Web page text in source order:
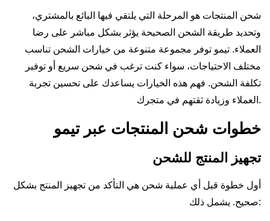
شحن المنتجات هو المرحلة التي يلتقي فيها البائع بالمشتري،
وتحديد طريقة الشحن الصحيحة يؤثر بشكل مباشر على رضا
العملاء. تيمو توفر مجموعة متنوعة من خيارات الشحن تناسب
مختلف الاحتياجات، سواء كنت ترغب في شحن سريع أو توفير
تكلفة الشحن. فهم هذه الخيارات يساعدك على تحسين تجربة
العملاء وزيادة ثقتهم في متجرك.
خطوات شحن المنتجات عبر تيمو
تجهيز المنتج للشحن
أول خطوة قبل أي عملية شحن هي التأكد من تجهيز المنتج بشكل
صحيح. يشمل ذلك: